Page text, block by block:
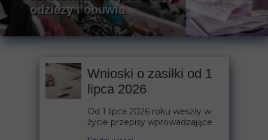
odzieży i obuwia
Wnioski o zasiłki od 1
lipca 2026
Od 1 lipca 2026 roku weszły w
życie przepisy wprowadzające